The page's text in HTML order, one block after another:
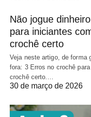
Não jogue
para iniciantes
crochê certo
Veja neste artigo, de forma
fora: 3 Erros no crochê
crochê certo.…
30 de março de 2026